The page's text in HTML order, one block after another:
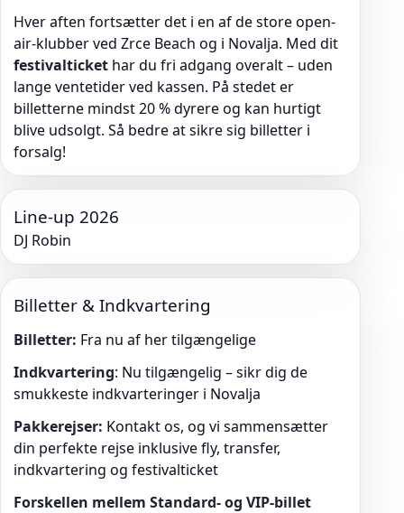
Hver aften fortsætter det i en af de store open-
air-klubber ved Zrce Beach og i Novalja. Med dit
festivalticket har du fri adgang overalt – uden
lange ventetider ved kassen. På stedet er
billetterne mindst 20 % dyrere og kan hurtigt
blive udsolgt. Så bedre at sikre sig billetter i
forsalg!
Line-up 2026
DJ Robin
Billetter & Indkvartering
Billetter: Fra nu af her tilgængelige
Indkvartering: Nu tilgængelig – sikr dig de
smukkeste indkvarteringer i Novalja
Pakkerejser: Kontakt os, og vi sammensætter
din perfekte rejse inklusive fly, transfer,
indkvartering og festivalticket
Forskellen mellem Standard- og VIP-billet